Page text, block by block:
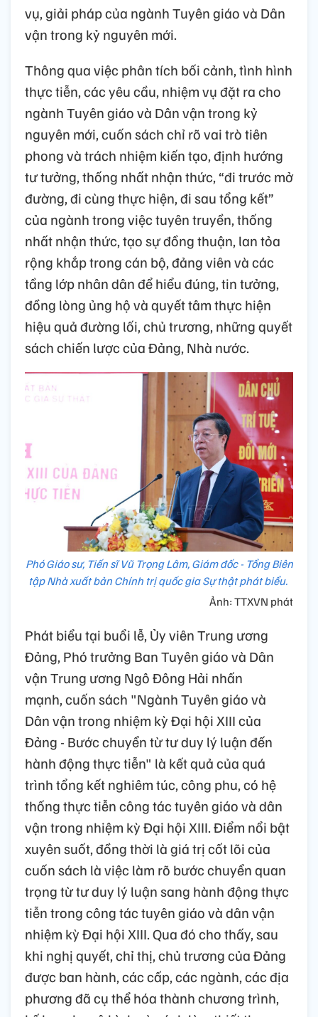
vụ, giải pháp của ngành Tuyên giáo và Dân
vận trong kỷ nguyên mới.
Thông qua việc phân tích bối cảnh, tình hình
thực tiễn, các yêu cầu, nhiệm vụ đặt ra cho
ngành Tuyên giáo và Dân vận trong kỷ
nguyên mới, cuốn sách chỉ rõ vai trò tiên
phong và trách nhiệm kiến tạo, định hướng
tư tưởng, thống nhất nhận thức, “đi trước mở
đường, đi cùng thực hiện, đi sau tổng kết”
của ngành trong việc tuyên truyền, thống
nhất nhận thức, tạo sự đồng thuận, lan tỏa
rộng khắp trong cán bộ, đảng viên và các
tầng lớp nhân dân để hiểu đúng, tin tưởng,
đồng lòng ủng hộ và quyết tâm thực hiện
hiệu quả đường lối, chủ trương, những quyết
sách chiến lược của Đảng, Nhà nước.
Phó Giáo sư, Tiến sĩ Vũ Trọng Lâm, Giám đốc - Tổng Biên
tập Nhà xuất bản Chính trị quốc gia Sự thật phát biểu.
Ảnh: TTXVN phát
Phát biểu tại buổi lễ, Ủy viên Trung ương
Đảng, Phó trưởng Ban Tuyên giáo và Dân
vận Trung ương Ngô Đông Hải nhấn
mạnh, cuốn sách "Ngành Tuyên giáo và
Dân vận trong nhiệm kỳ Đại hội XIII của
Đảng - Bước chuyển từ tư duy lý luận đến
hành động thực tiễn" là kết quả của quá
trình tổng kết nghiêm túc, công phu, có hệ
thống thực tiễn công tác tuyên giáo và dân
vận trong nhiệm kỳ Đại hội XIII. Điểm nổi bật
xuyên suốt, đồng thời là giá trị cốt lõi của
cuốn sách là việc làm rõ bước chuyển quan
trọng từ tư duy lý luận sang hành động thực
tiễn trong công tác tuyên giáo và dân vận
nhiệm kỳ Đại hội XIII. Qua đó cho thấy, sau
khi nghị quyết, chỉ thị, chủ trương của Đảng
được ban hành, các cấp, các ngành, các địa
phương đã cụ thể hóa thành chương trình,